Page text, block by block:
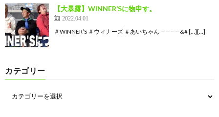
【大暴露】WINNER’Sに物申す。
2022.04.01
＃WINNER’S ＃ウィナーズ ＃あいちゃん ————&# […][…]
カテゴリー